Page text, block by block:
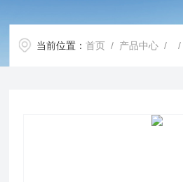
当前位置：首页 / 产品中心 / /